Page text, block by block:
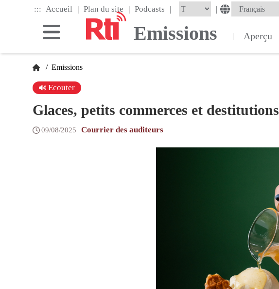
::: Accueil | Plan du site | Podcasts | |
Emissions | Aperçu
/ Emissions
Ecouter
Glaces, petits commerces et destitutions
09/08/2025 Courrier des auditeurs